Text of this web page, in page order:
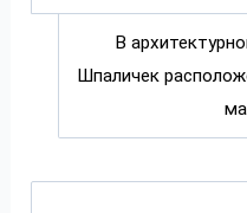
В
Шпаличек